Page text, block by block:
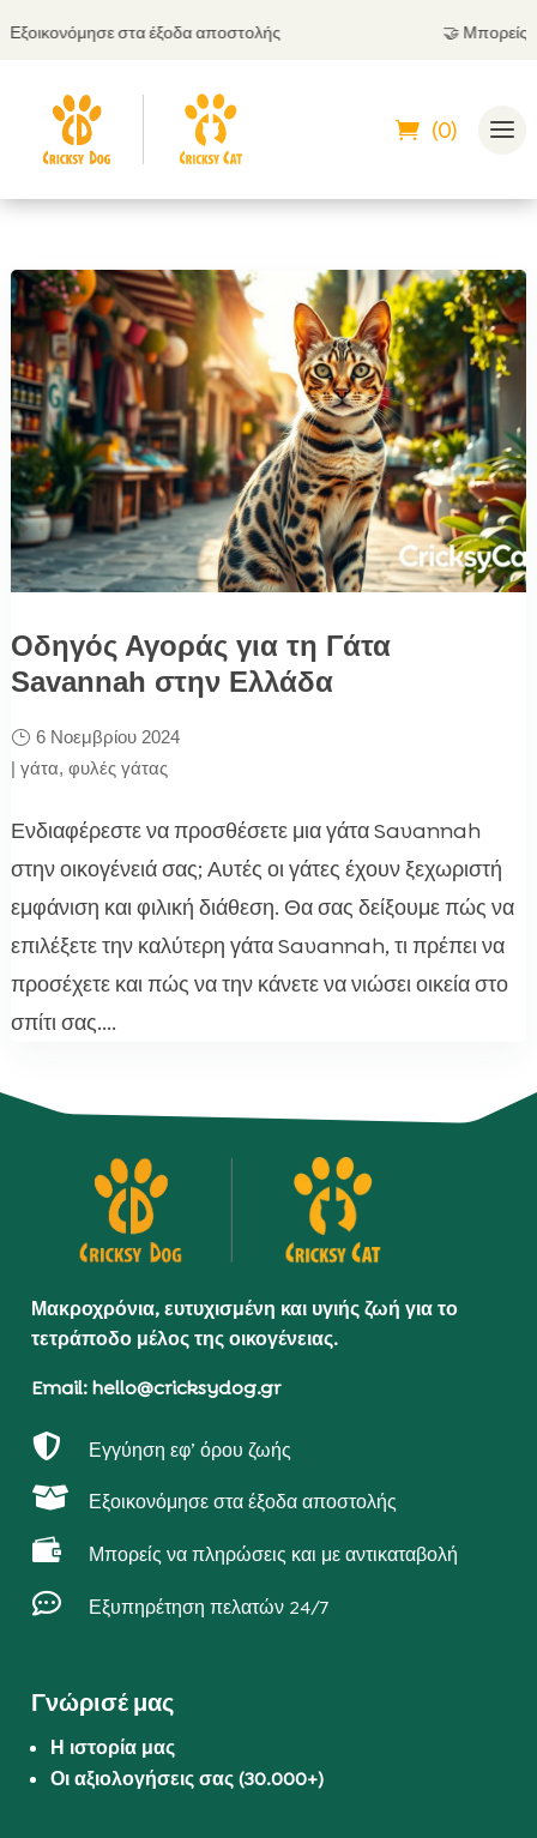
στα έξοδα αποστολής Μπορείς να
(0)
Οδηγός Αγοράς για τη Γάτα
Savannah στην Ελλάδα
6 Νοεμβρίου 2024
| γάτα, φυλές γάτας
Ενδιαφέρεστε να προσθέσετε μια γάτα Savannah
στην οικογένειά σας; Αυτές οι γάτες έχουν ξεχωριστή
εμφάνιση και φιλική διάθεση. Θα σας δείξουμε πώς να
επιλέξετε την καλύτερη γάτα Savannah, τι πρέπει να
προσέχετε και πώς να την κάνετε να νιώσει οικεία στο
σπίτι σας....
Μακροχρόνια, ευτυχισμένη και υγιής ζωή για το
τετράποδο μέλος της οικογένειας.
Email: hello@cricksydog.gr
 Εγγύηση εφ’ όρου ζωής
 Εξοικονόμησε στα έξοδα αποστολής
 Μπορείς να πληρώσεις και με αντικαταβολή
 Εξυπηρέτηση πελατών 24/7
Γνώρισέ μας
Η ιστορία μας
Οι αξιολογήσεις σας (30.000+)